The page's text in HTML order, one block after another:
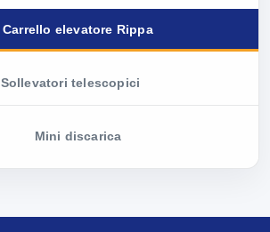
Carrello elevatore Rippa
Sollevatori telescopici
Mini discarica